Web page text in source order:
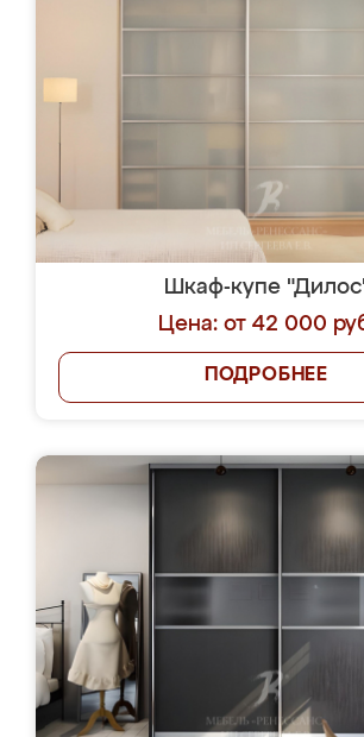
Шкаф-купе
Цена: от 42 000
ПОДРОБНЕЕ